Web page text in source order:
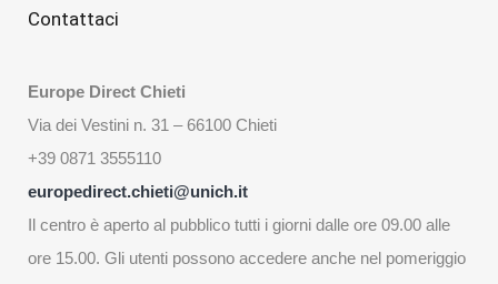
Contattaci
Europe Direct Chieti
Via dei Vestini n. 31 – 66100 Chieti
+39 0871 3555110
europedirect.chieti@unich.it
Il centro è aperto al pubblico tutti i giorni dalle ore 09.00 alle
ore 15.00. Gli utenti possono accedere anche nel pomeriggio